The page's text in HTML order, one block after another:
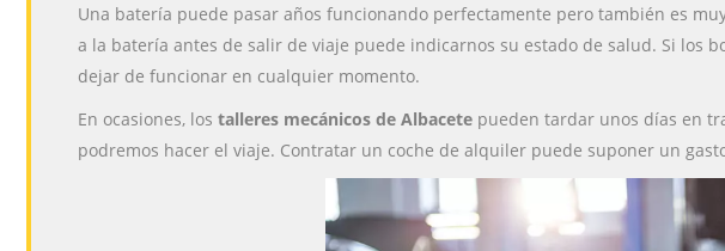
Una batería puede pasar años funcionando perfectamente pero también es
a la batería antes de salir de viaje puede indicarnos su estado de salud. Si los
dejar de funcionar en cualquier momento.
En ocasiones, los talleres mecánicos de Albacete pueden tardar unos días en
podremos hacer el viaje. Contratar un coche de alquiler puede suponer un